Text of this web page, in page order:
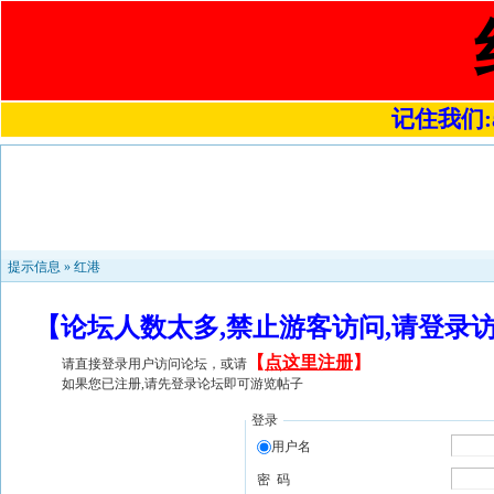
记住我们
提示信息 » 红港
【论坛人数太多,禁止游客访问,请登
请直接登录用户访问论坛，或请 【 点这里注册】
如果您已注册,请先登录论坛即可游览帖子
登录
用户名
密 码